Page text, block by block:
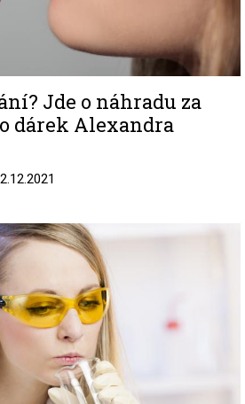
Jde o náhradu za
dárek Alexandra